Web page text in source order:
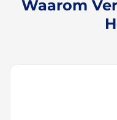
Waarom